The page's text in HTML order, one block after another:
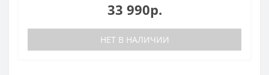
33 990р.
НЕТ В НАЛИЧИИ